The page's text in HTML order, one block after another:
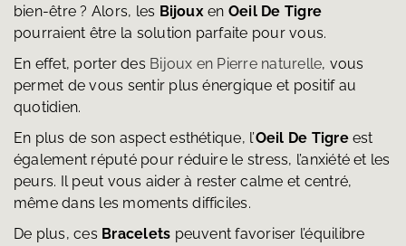
bien-être ? Alors, les Bijouxen Oeil De Tigre
pourraient être la solution parfaite pour vous.
En effet, porter des Bijoux en Pierre naturelle, vous
permet de vous sentir plus énergique et positif au
quotidien.
En plus de son aspect esthétique, l’Oeil De Tigreest
également réputé pour réduire le stress, l’anxiété et les
peurs. Il peut vous aider à rester calme et centré,
même dans les moments difficiles.
De plus, ces Bracelets peuvent favoriser l’équilibre